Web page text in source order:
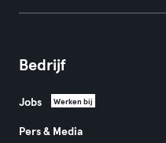
Bedrijf
Jobs Werken bij
Pers & Media